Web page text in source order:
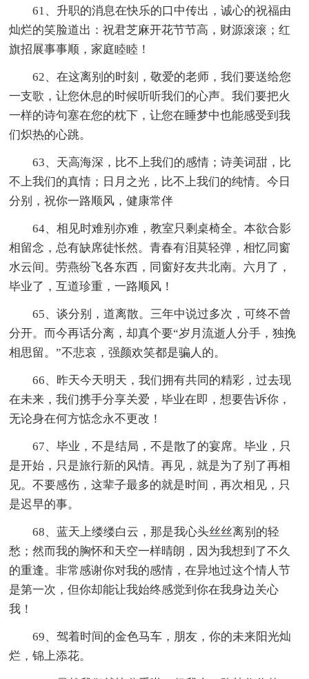
61、升职的消息在快乐的口中传出，诚心的祝福由
灿烂的笑脸道出：祝君芝麻开花节节高，财源滚滚；红
旗招展事事顺，家庭睦睦！
62、在这离别的时刻，敬爱的老师，我们要送给您
一支歌，让您休息的时候听听我们的心声。我们要把火
一样的诗句塞在您的枕下，让您在睡梦中也能感受到我
们炽热的心跳。
63、天高海深，比不上我们的感情；诗美词甜，比
不上我们的真情；日月之光，比不上我们的纯情。今日
分别，祝你一路顺风，健康常伴
64、相见时难别亦难，教室只剩桌椅全。本欲合影
相留念，总有缺席徒怅然。青春有泪莫轻弹，相忆同窗
水云间。劳燕纷飞各东西，同窗好友共北南。六月了，
毕业了，互道珍重，一路顺风！
65、谈分别，道离散。三年中说过多次，可终不曾
分开。而今再话分离，却真个要“岁月流逝人分手，独挽
相思留。”不悲哀，强颜欢笑都是骗人的。
66、昨天今天明天，我们拥有共同的精彩，过去现
在未来，我们携手分享关爱，毕业在即，想要告诉你，
无论身在何方惦念永不更改！
67、毕业，不是结局，不是散了的宴席。毕业，只
是开始，只是旅行新的风情。再见，就是为了别了再相
见。不要感伤，这辈子最多的就是时间，再次相见，只
是迟早的事。
68、蓝天上缕缕白云，那是我心头丝丝离别的轻
愁；然而我的胸怀和天空一样晴朗，因为我想到了不久
的重逢。非常感谢你对我的感情，在异地过这个情人节
是第一次，但你却能让我始终感觉到你在我身边关心
我！
69、驾着时间的金色马车，朋友，你的未来阳光灿
烂，锦上添花。